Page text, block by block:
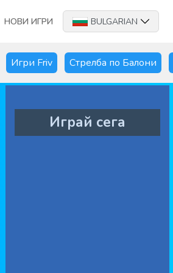
НОВИ ИГРИ BULGARIAN
Игри Friv Стрелба по Балони
Играй сега